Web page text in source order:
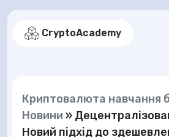
CryptoAcademy
Криптовалюта навчання
Новини »
Новий підхід до